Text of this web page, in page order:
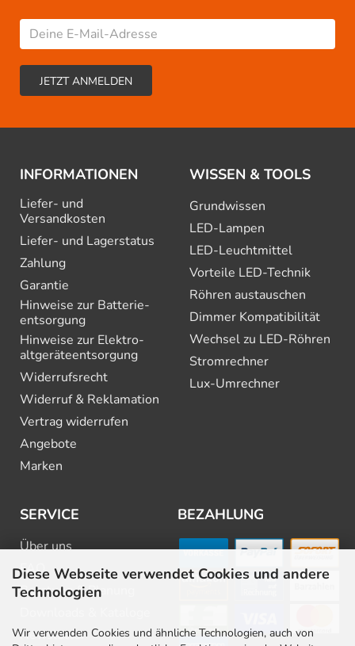
Diese Webseite verwendet Cookies und andere
Technologien
Wir verwenden Cookies und ähnliche Technologien, auch von
INFORMATIONEN
Liefer- und
Versandkosten
Liefer- und Lagerstatus
Zahlung
Garantie
Hinweise zur Batterie­
entsorgung
Hinweise zur Elektro­
altgeräte­entsorgung
Widerrufsrecht
Widerruf & Reklamation
Vertrag widerrufen
Angebote
Marken
WISSEN & TOOLS
Grundwissen
LED-Lampen
LED-Leuchtmittel
Vorteile LED-Technik
Röhren austauschen
Dimmer Kompatibilität
Wechsel zu LED-Röhren
Stromrechner
Lux-Umrechner
SERVICE
Über uns
FAQ
Beratung & Planung
Newsletter
BEZAHLUNG